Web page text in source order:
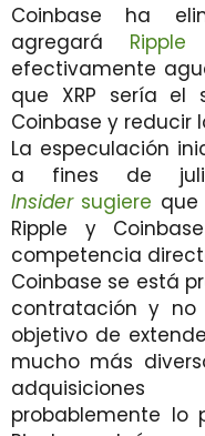
Coinbase ha
agregará Ripple
efectivamente
que XRP sería el
Coinbase y reducir
La especulación
a fines de
Insidersugiere que
Ripple y
competencia
Coinbase se está
contratación y
objetivo de
mucho más
probablemente lo